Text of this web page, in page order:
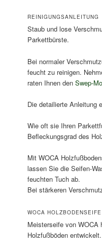
REINIGUNGSANLEITUNG
Staub und lose
Parkettbürste.
Bei normaler
feucht zu reinigen.
raten Ihnen den Swep-
Die detailierte Anleitung
Wie oft sie Ihren
Befleckungsgrad des
Mit WOCA
lassen Sie die Seifen-
feuchten Tuch ab.
Bei stärkeren
WOCA
Meisterseife von WOCA
Holzfußböden entwickelt.